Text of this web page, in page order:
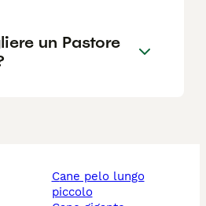
un Pastore
cane pelo lungo
piccolo